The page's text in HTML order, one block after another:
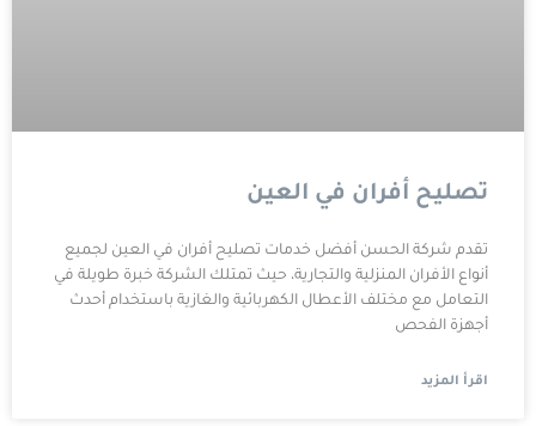
تصليح أفران في العين
تقدم شركة الحسن أفضل خدمات تصليح أفران في العين لجميع
أنواع الأفران المنزلية والتجارية، حيث تمتلك الشركة خبرة طويلة في
التعامل مع مختلف الأعطال الكهربائية والغازية باستخدام أحدث
أجهزة الفحص
اقرأ المزيد